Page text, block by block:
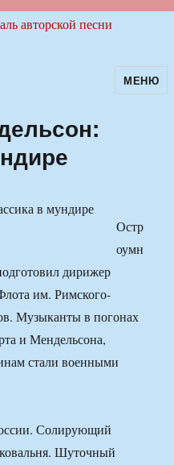
авторскойМЕНЮ
Остр
оумн
дирижер
им. Римского-
Музыканты в погонах
и Мендельсона,
стали военными
Солирующий
Шуточный